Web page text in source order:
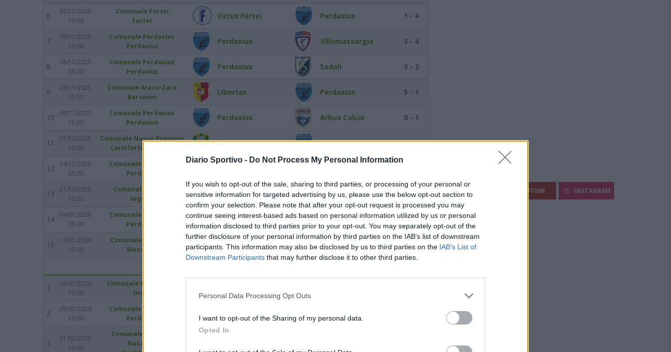
Diario Sportivo - Do Not Process My Personal Information
If you wish to opt-out of the sale, sharing to third parties, or processing of your personal or
sensitive information for targeted advertising by us, please use the below opt-out section to
confirm your selection. Please note that after your opt-out request is processed you may
continue seeing interest-based ads based on personal information utilized by us or personal
information disclosed to third parties prior to your opt-out. You may separately opt-out of the
further disclosure of your personal information by third parties on the IAB’s list of downstream
participants. This information may also be disclosed by us to third parties on the IAB’s List of
Downstream Participants that may further disclose it to other third parties.
Personal Data Processing Opt Outs
I want to opt-out of the Sharing of my personal data.
Opted In
6
02/11/2025
15:00
Comunale Furtei
Furtei
Virtus Furtei Perdaxius 1 - 4
7
09/11/2025
15:00
Comunale Perdaxius
Perdaxius
Perdaxius Villamassargia 3 - 4
8
16/11/2025
15:00
Comunale Perdaxius
Perdaxius
Perdaxius Sadali 3 - 2
9
23/11/2025
15:00
Comunale Aracu-Zara
Barumini
Libertas Perdaxius 5 - 1
10
30/11/2025
15:00
Comunale Perdaxius
Perdaxius
Perdaxius Arbus Calcio 0 - 1
11
07/12/2025
15:00
Comunale Nuovo Puggioni
Carloforte Le Saline
Verde Isola Perdaxius 1 - 2
12
14/12/2025
15:00
Comunale Perdaxius
Perdaxius
13
21/12/2025
15:00
Comunale Segariu
Segariu
Segariu Perdaxius 0 - 2
14
04/01/2026
15:00
Comunale Perdaxius
Perdaxius
Perdaxius Santa Giusta Calcio 1 - 0
15
11/01/2026
15:00
Comunale Masainas
Masainas
Atletico Masainas Perdaxius 3 - 0
1
18/01/2026
15:00
Comunale Mario Leoni
Orroli
2
25/01/2026
15:00
Comunale Perdaxius
Perdaxius
Don Bosco Fortitudo
3
01/02/2026
15:00
Comunale Caduti di
Nassirya
FACEBOOK YOUTUBE INSTAGRAM